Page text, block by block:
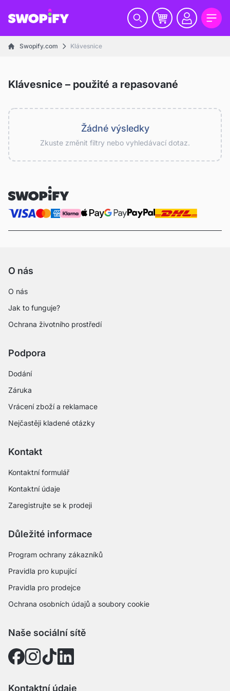
Swopify.com Klávesnice
Klávesnice – použité a repasované
Žádné výsledky
Zkuste změnit filtry nebo vyhledávací dotaz.
O nás
O nás
Jak to funguje?
Ochrana životního prostředí
Podpora
Dodání
Záruka
Vrácení zboží a reklamace
Nejčastěji kladené otázky
Kontakt
Kontaktní formulář
Kontaktní údaje
Zaregistrujte se k prodeji
Důležité informace
Program ochrany zákazníků
Pravidla pro kupující
Pravidla pro prodejce
Ochrana osobních údajů a soubory cookie
Naše sociální sítě
Kontaktní údaje